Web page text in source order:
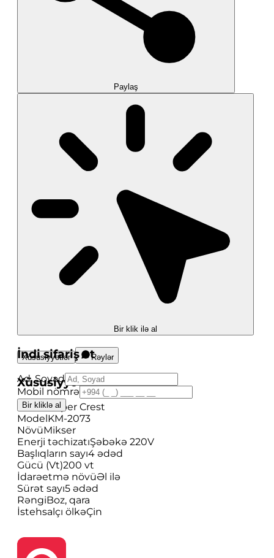
Paylaş
Bir klik ilə al
İndi sifariş et
Ad, Soyad
Mobil nömrə
Bir kliklə al
Xüsusiyyətlər Rəylər
Xüsusiyyətlər
BrendSuper Crest
ModelKM-2073
NövüMikser
Enerji təchizatıŞəbəkə 220V
Başlıqların sayı4 ədəd
Gücü (Vt)200 vt
İdarəetmə növüƏl ilə
Sürət sayı5 ədəd
RəngiBoz, qara
İstehsalçı ölkəÇin